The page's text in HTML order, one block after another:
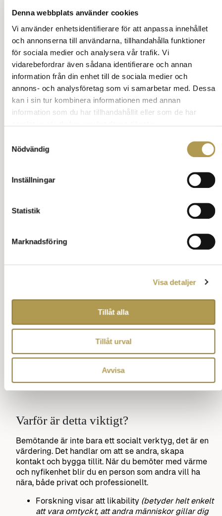
Denna webbplats använder cookies
Vi använder enhetsidentifierare för att anpassa innehållet
och annonserna till användarna, tillhandahålla funktioner
för sociala medier och analysera vår trafik. Vi
vidarebefordrar även sådana identifierare och annan
information från din enhet till de sociala medier och
annons- och analysföretag som vi samarbetar med. Dessa
kan i sin tur kombinera informationen med annan
information som du har tillhandahållit eller som de har
Nödvändig
Inställningar
Statistik
Marknadsföring
Visa detaljer
Tillåt alla
Tillåt urval
Avvisa
Berätta om något du gjort tokigt, det gör dig
relaterbar.
Visa nyfikenhet istället för perfektion – “Jag
vet inte, men jag vill gärna förstå.”
Humor är ett socialt smörjmedel – använd det
med värme, inte på bekostnad av andra.
Självdistans bygger respekt – det visar att du
är trygg i dig själv.
Ställ din fråga om bemötande
Tillbaka till innehåll
Annons:
Varför är detta viktigt?
Bemötande är inte bara ett socialt verktyg, det är en
värdering. Det handlar om att se andra, skapa
kontakt och bygga tillit. När du bemöter med värme
och nyfikenhet blir du en person som andra vill ha
nära, både privat och professionellt.
Forskning visar att likability (betyder helt enkelt
att vara omtyckt, att andra människor gillar dig